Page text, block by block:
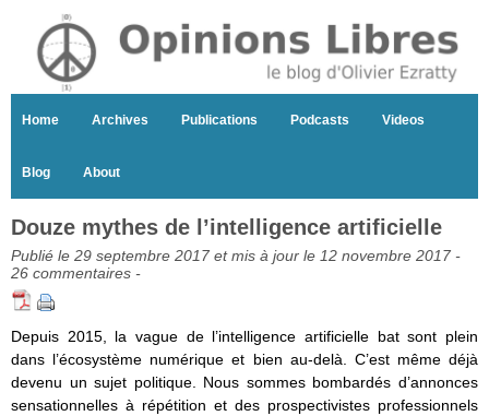
Home Archives Publications Podcasts Videos
Blog About
Douze mythes de l’intelligence artificielle
Publié le 29 septembre 2017 et mis à jour le 12 novembre 2017 -
26 commentaires -
Depuis 2015, la vague de l’intelligence artificielle bat sont plein
dans l’écosystème numérique et bien au-delà. C’est même déjà
devenu un sujet politique. Nous sommes bombardés d’annonces
sensationnelles à répétition et des prospectivistes professionnels